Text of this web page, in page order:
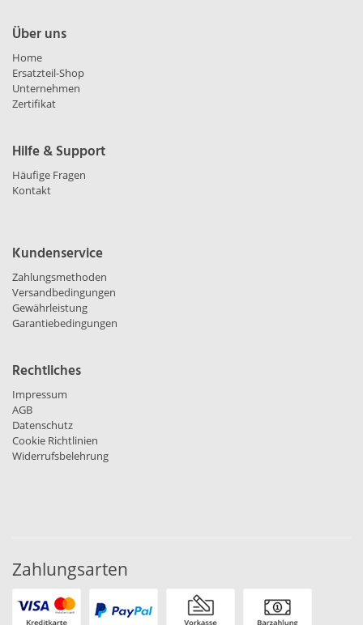
Über uns
Home
Ersatzteil-Shop
Unternehmen
Zertifikat
Hilfe & Support
Häufige Fragen
Kontakt
Kundenservice
Zahlungsmethoden
Versandbedingungen
Gewährleistung
Garantiebedingungen
Rechtliches
Impressum
AGB
Datenschutz
Cookie Richtlinien
Widerrufsbelehrung
Zahlungsarten